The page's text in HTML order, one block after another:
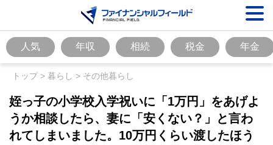
人気 年収 相続 税金 年金
トップ> 暮らし > その他暮らし
姪っ子の小学校入学祝いに「1万円」をあげよ
うか相談したら、妻に「安くない？」と言わ
れてしまいました。10万円くらい渡したほう